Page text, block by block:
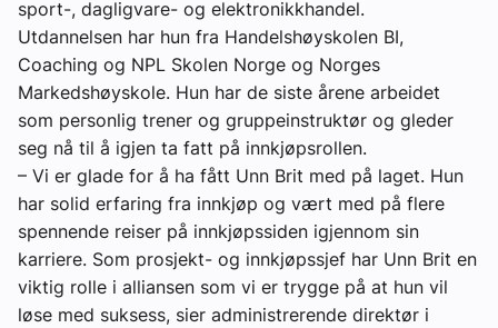
eBlad
sport-, dagligvare- og elektronikkhandel.
Utdannelsen har hun fra Handelshøyskolen BI,
Coaching og NPL Skolen Norge og Norges
Markedshøyskole. Hun har de siste årene arbeidet
som personlig trener og gruppeinstruktør og gleder
seg nå til å igjen ta fatt på innkjøpsrollen.
– Vi er glade for å ha fått Unn Brit med på laget. Hun
har solid erfaring fra innkjøp og vært med på flere
spennende reiser på innkjøpssiden igjennom sin
karriere. Som prosjekt- og innkjøpssjef har Unn Brit en
viktig rolle i alliansen som vi er trygge på at hun vil
løse med suksess, sier administrerende direktør i